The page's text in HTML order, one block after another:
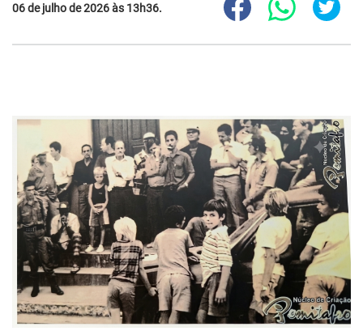
06 de julho de 2026 às 13h36.